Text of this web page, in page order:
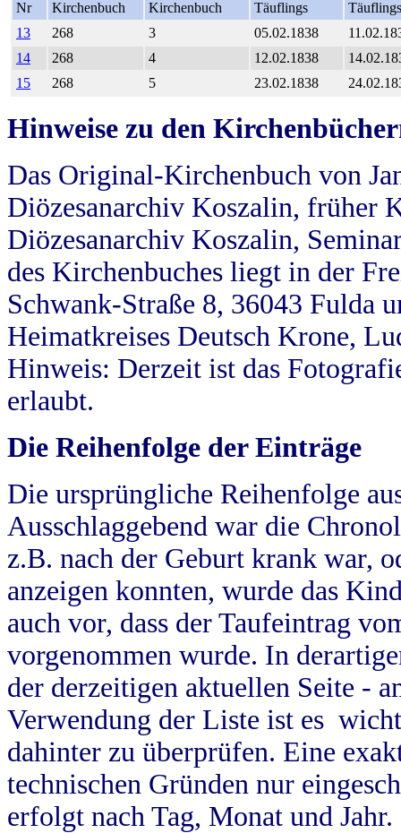
Nr
Kirchenbuch
Kirchenbuch
Täuflings
Täuflings
13
268 3 05.02.1838
14
268 4 12.02.1838
15
268 5 23.02.1838
Hinweise zu den
Das Original-Kirchenbuch von
Diözesanarchiv Koszalin, früher
Diözesanarchiv Koszalin,
des Kirchenbuches liegt in der
Schwank-Straße 8, 36043 Fulda
Heimatkreises Deutsch Krone,
Hinweis: Derzeit ist das
erlaubt.
Die Reihenfolge der Einträge
Die ursprüngliche Reihenfolge
Ausschlaggebend war die
z.B. nach der Geburt krank war,
anzeigen konnten, wurde das
auch vor, dass der Taufeintrag
vorgenommen wurde. In
der derzeitigen aktuellen Seite -
Verwendung der Liste ist es
dahinter zu überprüfen. Eine
technischen Gründen nur
erfolgt nach Tag, Monat und Jahr.